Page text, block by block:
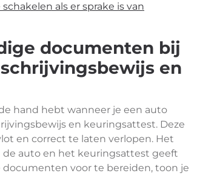
als er sprake is van
documenten bij
en
hand hebt wanneer je een auto
en keuringsattest. Deze
en correct te laten verlopen. Het
auto en het keuringsattest geeft
documenten voor te bereiden, toon je